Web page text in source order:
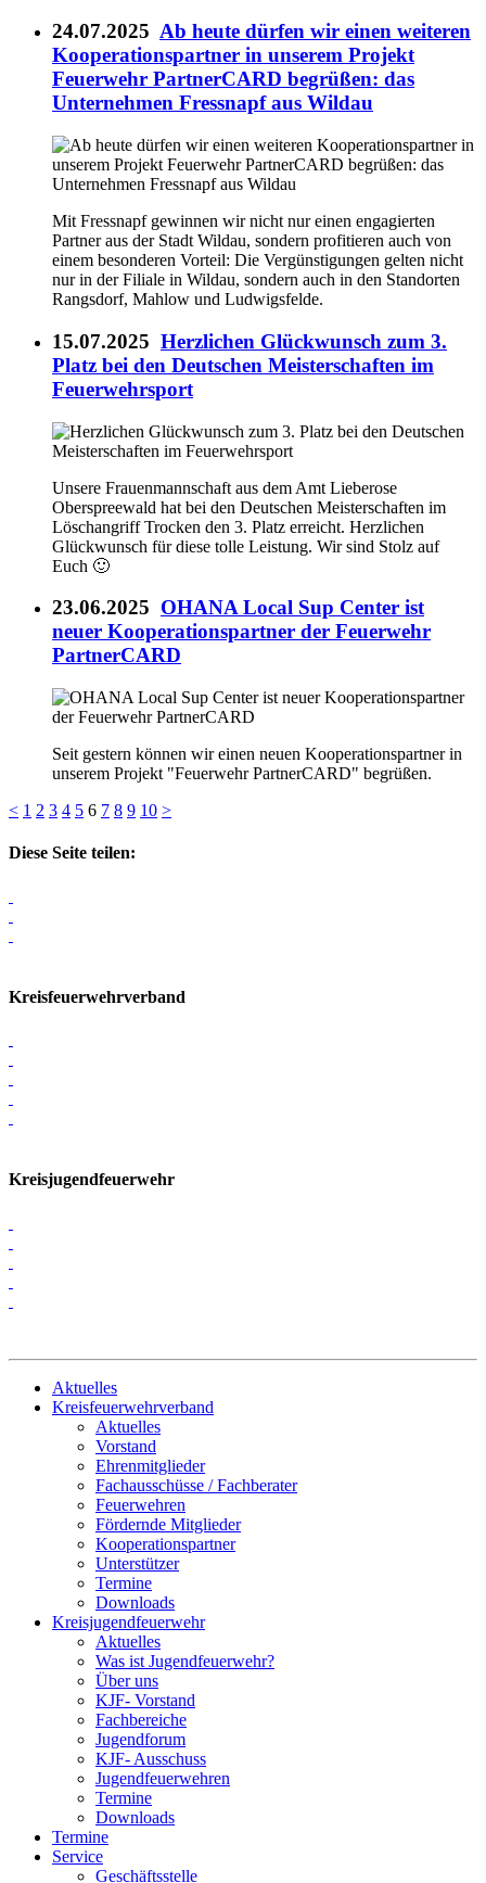
24.07.2025 Ab heute dürfen wir einen weiteren
Kooperationspartner in unserem Projekt
Feuerwehr PartnerCARD begrüßen: das
Unternehmen Fressnapf aus Wildau
Mit Fressnapf gewinnen wir nicht nur einen engagierten
Partner aus der Stadt Wildau, sondern profitieren auch von
einem besonderen Vorteil: Die Vergünstigungen gelten nicht
nur in der Filiale in Wildau, sondern auch in den Standorten
Rangsdorf, Mahlow und Ludwigsfelde.
15.07.2025 Herzlichen Glückwunsch zum 3.
Platz bei den Deutschen Meisterschaften im
Feuerwehrsport
Unsere Frauenmannschaft aus dem Amt Lieberose
Oberspreewald hat bei den Deutschen Meisterschaften im
Löschangriff Trocken den 3. Platz erreicht. Herzlichen
Glückwunsch für diese tolle Leistung. Wir sind Stolz auf
Euch 🙂
23.06.2025 OHANA Local Sup Center ist
neuer Kooperationspartner der Feuerwehr
PartnerCARD
Seit gestern können wir einen neuen Kooperationspartner in
unserem Projekt "Feuerwehr PartnerCARD" begrüßen.
< 1 2 3 4 5 6 7 8 9 10 >
Diese Seite teilen:
Kreisfeuerwehrverband
Kreisjugendfeuerwehr
Aktuelles
Kreisfeuerwehrverband
Aktuelles
Vorstand
Ehrenmitglieder
Fachausschüsse / Fachberater
Feuerwehren
Fördernde Mitglieder
Kooperationspartner
Unterstützer
Termine
Downloads
Kreisjugendfeuerwehr
Aktuelles
Was ist Jugendfeuerwehr?
Über uns
KJF- Vorstand
Fachbereiche
Jugendforum
KJF- Ausschuss
Jugendfeuerwehren
Termine
Downloads
Termine
Service
Geschäftsstelle